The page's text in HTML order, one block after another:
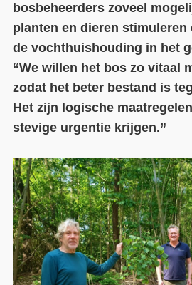
bosbeheerders zoveel
planten en dieren stimuleren
de vochthuishouding in het
“We willen het bos zo vitaal
zodat het beter bestand is
Het zijn logische
stevige urgentie krijgen.”
LIFE-